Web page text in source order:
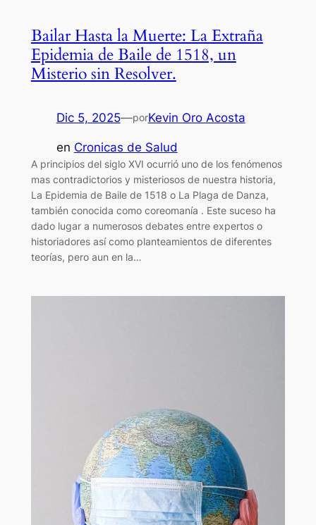
Bailar Hasta la Muerte: La Extraña
Epidemia de Baile de 1518, un
Misterio sin Resolver.
Dic 5, 2025—porKevin Oro Acosta
en Cronicas de Salud
A principios del siglo XVI ocurrió uno de los fenómenos
mas contradictorios y misteriosos de nuestra historia,
La Epidemia de Baile de 1518 o La Plaga de Danza,
también conocida como coreomanía . Este suceso ha
dado lugar a numerosos debates entre expertos o
historiadores así como planteamientos de diferentes
teorías, pero aun en la…